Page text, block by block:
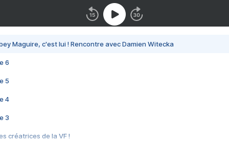
Maguire, c'est lui ! Rencontre avec Damien Witecka
6
5
4
3
créatrices de la VF !